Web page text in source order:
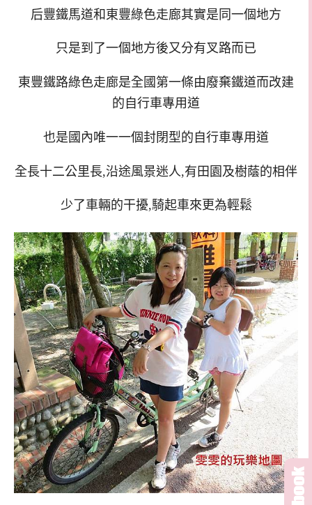
后豐鐵馬道和東豐綠色走廊其實是同一個地方
只是到了一個地方後又分有叉路而已
東豐鐵路綠色走廊是全國第一條由廢棄鐵道而改建
的自行車專用道
也是國內唯一一個封閉型的自行車專用道
全長十二公里長,沿途風景迷人,有田園及樹蔭的相伴
少了車輛的干擾,騎起車來更為輕鬆